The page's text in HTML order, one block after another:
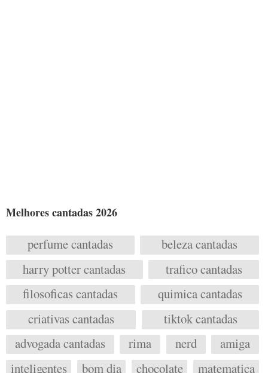
Melhores cantadas 2026
perfume cantadas
beleza cantadas
harry potter cantadas
trafico cantadas
filosoficas cantadas
quimica cantadas
criativas cantadas
tiktok cantadas
advogada cantadas
rima nerd
amiga
inteligentes
bom dia chocolate matematica